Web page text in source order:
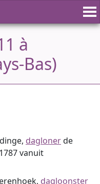
à
Bas)
daglonerde
vanuit
dagloonster